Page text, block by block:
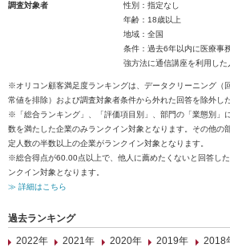
調査対象者
性別：指定なし
年齢：18歳以上
地域：全国
条件：過去6年以内に医療事
強方法に通信講座を利用した
※オリコン顧客満足度ランキングは、データクリーニング（
常値を排除）および調査対象者条件から外れた回答を除外し
※「総合ランキング」、「評価項目別」、部門の「業態別」
数を満たした企業のみランクイン対象となります。その他の
定人数の半数以上の企業がランクイン対象となります。
※総合得点が60.00点以上で、他人に薦めたくないと回答し
ンクイン対象となります。
≫ 詳細はこちら
過去ランキング
2022年
2021年 2020年 2019年 2018